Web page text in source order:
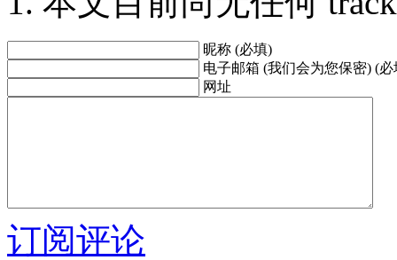
昵称 (必填)
电子邮箱 (我们会为您保密) (必
网址
订阅评论